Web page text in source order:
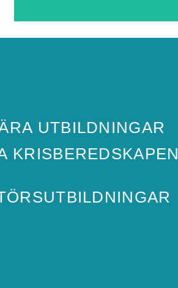
UTBILDNINGAR
KRISBEREDSKAPEN